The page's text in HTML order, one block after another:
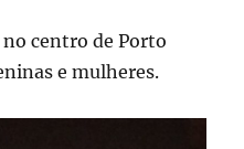
centro de Porto
e mulheres.